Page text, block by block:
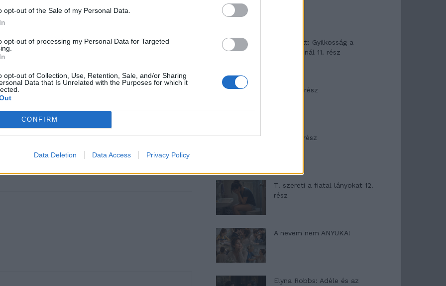
opt-out of the Sale of my Personal Data.
opt-out of processing my Personal Data for Targeted
opt-out of Collection, Use, Retention, Sale, and/or Sharing
Data that Is Unrelated with the Purposes for which it
CONFIRM
Data Deletion Data Access Privacy Policy
én kevésnek éreztem.
akarok emlékezni, hogy meghalt. Azt hiszem, a
jövő jó és rossz sem. Inkább csak megfakul. Inkább
hozott, és általa élhetek meg minden napot.
T. Barnett: Gyilkosság a
Garda-tónál 11. rész
Minka 8. rész
Minka 7. rész
T. szereti a fiatal lányokat 12.
rész
A nevem nem ANYUKA!
Elyna Robbs: Adéle és az